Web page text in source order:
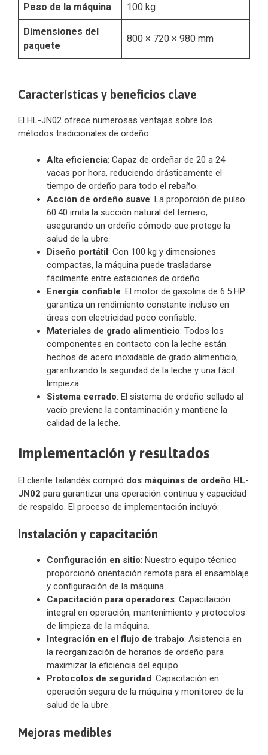
Peso de la máquina 100 kg
Dimensiones del
paquete
800 × 720 × 980 mm
Características y beneficios clave
El HL-JN02 ofrece numerosas ventajas sobre los
métodos tradicionales de ordeño:
Alta eficiencia: Capaz de ordeñar de 20 a 24
vacas por hora, reduciendo drásticamente el
tiempo de ordeño para todo el rebaño.
Acción de ordeño suave: La proporción de pulso
60:40 imita la succión natural del ternero,
asegurando un ordeño cómodo que protege la
salud de la ubre.
Diseño portátil: Con 100 kg y dimensiones
compactas, la máquina puede trasladarse
fácilmente entre estaciones de ordeño.
Energía confiable: El motor de gasolina de 6.5 HP
garantiza un rendimiento constante incluso en
áreas con electricidad poco confiable.
Materiales de grado alimenticio: Todos los
componentes en contacto con la leche están
hechos de acero inoxidable de grado alimenticio,
garantizando la seguridad de la leche y una fácil
limpieza.
Sistema cerrado: El sistema de ordeño sellado al
vacío previene la contaminación y mantiene la
calidad de la leche.
Implementación y resultados
El cliente tailandés compró dos máquinas de ordeño HL-
JN02 para garantizar una operación continua y capacidad
de respaldo. El proceso de implementación incluyó:
Instalación y capacitación
Configuración en sitio: Nuestro equipo técnico
proporcionó orientación remota para el ensamblaje
y configuración de la máquina.
Capacitación para operadores: Capacitación
integral en operación, mantenimiento y protocolos
de limpieza de la máquina.
Integración en el flujo de trabajo: Asistencia en
la reorganización de horarios de ordeño para
maximizar la eficiencia del equipo.
Protocolos de seguridad: Capacitación en
operación segura de la máquina y monitoreo de la
salud de la ubre.
Mejoras medibles